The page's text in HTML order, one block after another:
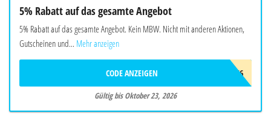
5% Rabatt auf das gesamte Angebot
5% Rabatt auf das gesamte Angebot. Kein MBW. Nicht mit anderen Aktionen,
Gutscheinen und... Mehr anzeigen
ADC9966
CODE ANZEIGEN
Gültig bis Oktober 23, 2026